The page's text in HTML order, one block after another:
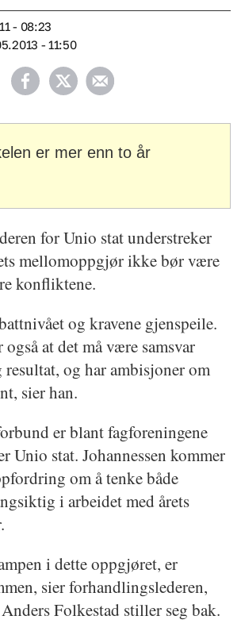
- 08:23
- 11:50
er mer enn to år
for Unio stat understreker
mellomoppgjør ikke bør være
konfliktene.
og kravene gjenspeile.
at det må være samsvar
og har ambisjoner om
sier han.
er blant fagforeningene
Unio stat. Johannessen kommer
om å tenke både
i arbeidet med årets
i dette oppgjøret, er
sier forhandlingslederen,
Folkestad stiller seg bak.